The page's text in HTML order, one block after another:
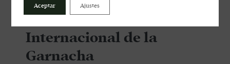
Celebramos el Día
Internacional de la
Garnacha
Aceptar Ajustes